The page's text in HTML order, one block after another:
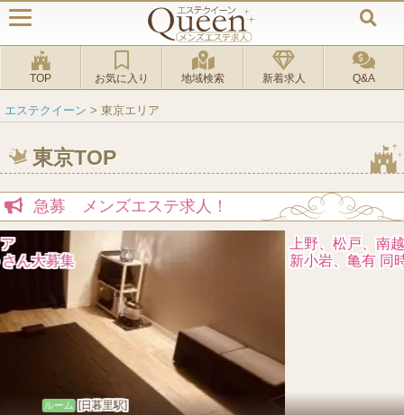
TOP お気に入り 地域検索 新着求人 Q&A
エステクイーン > 東京エリア
東京TOP
急募 メンズエステ求人！
上野、松戸、南越谷、本八幡
新小岩、亀有 同時募集中‼
ルーム [亀有駅]